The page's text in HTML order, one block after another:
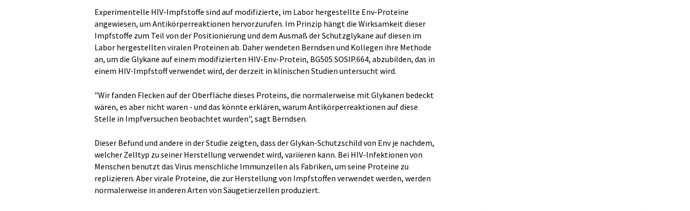
Experimentelle HIV-Impfstoffe sind auf modifizierte, im Labor hergestellte Env-Proteine
angewiesen, um Antikörperreaktionen hervorzurufen. Im Prinzip hängt die Wirksamkeit dieser
Impfstoffe zum Teil von der Positionierung und dem Ausmaß der Schutzglykane auf diesen im
Labor hergestellten viralen Proteinen ab. Daher wendeten Berndsen und Kollegen ihre Methode
an, um die Glykane auf einem modifizierten HIV-Env-Protein, BG505 SOSIP.664, abzubilden, das in
einem HIV-Impfstoff verwendet wird, der derzeit in klinischen Studien untersucht wird.
"Wir fanden Flecken auf der Oberfläche dieses Proteins, die normalerweise mit Glykanen bedeckt
wären, es aber nicht waren - und das könnte erklären, warum Antikörperreaktionen auf diese
Stelle in Impfversuchen beobachtet wurden", sagt Berndsen.
Dieser Befund und andere in der Studie zeigten, dass der Glykan-Schutzschild von Env je nachdem,
welcher Zelltyp zu seiner Herstellung verwendet wird, variieren kann. Bei HIV-Infektionen von
Menschen benutzt das Virus menschliche Immunzellen als Fabriken, um seine Proteine zu
replizieren. Aber virale Proteine, die zur Herstellung von Impfstoffen verwendet werden, werden
normalerweise in anderen Arten von Säugetierzellen produziert.